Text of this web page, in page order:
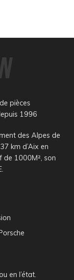
pièces
1996
des Alpes de
km d’Aix en
de 1000M², son
en l’état.